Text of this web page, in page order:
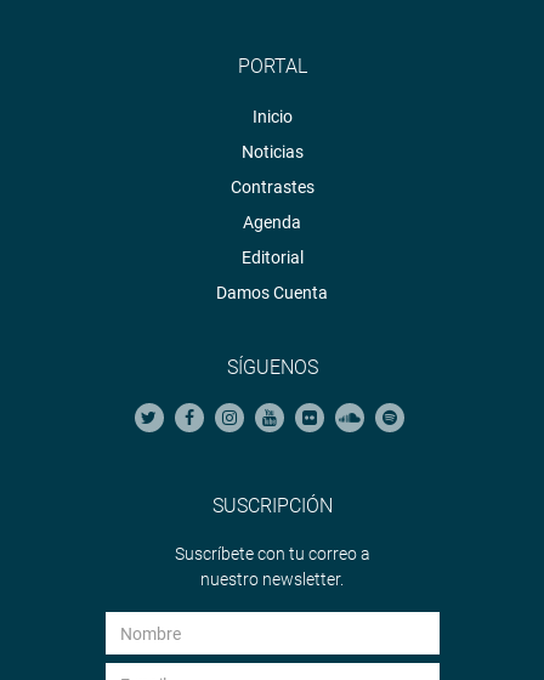
PORTAL
Inicio
Noticias
Contrastes
Agenda
Editorial
Damos Cuenta
SÍGUENOS
SUSCRIPCIÓN
Suscríbete con tu correo a
nuestro newsletter.